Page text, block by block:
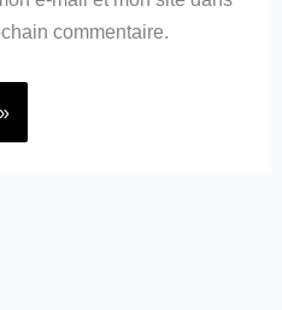
commentaire.